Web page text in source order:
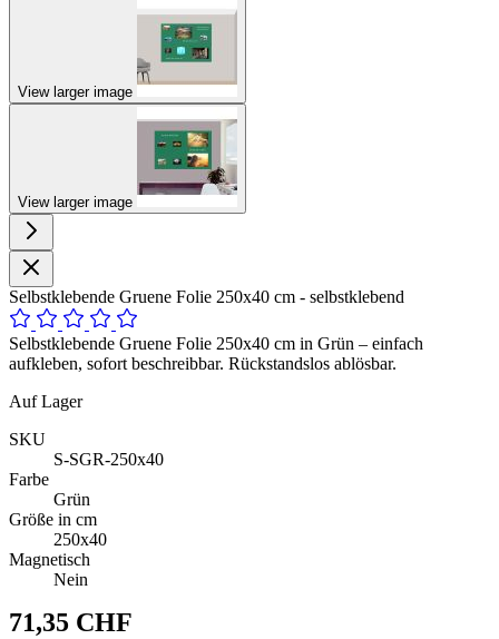
View larger image
View larger image
Selbstklebende Gruene Folie 250x40 cm - selbstklebend
Selbstklebende Gruene Folie 250x40 cm in Grün – einfach
aufkleben, sofort beschreibbar. Rückstandslos ablösbar.
Auf Lager
SKU
S-SGR-250x40
Farbe
Grün
Größe in cm
250x40
Magnetisch
Nein
71,35 CHF